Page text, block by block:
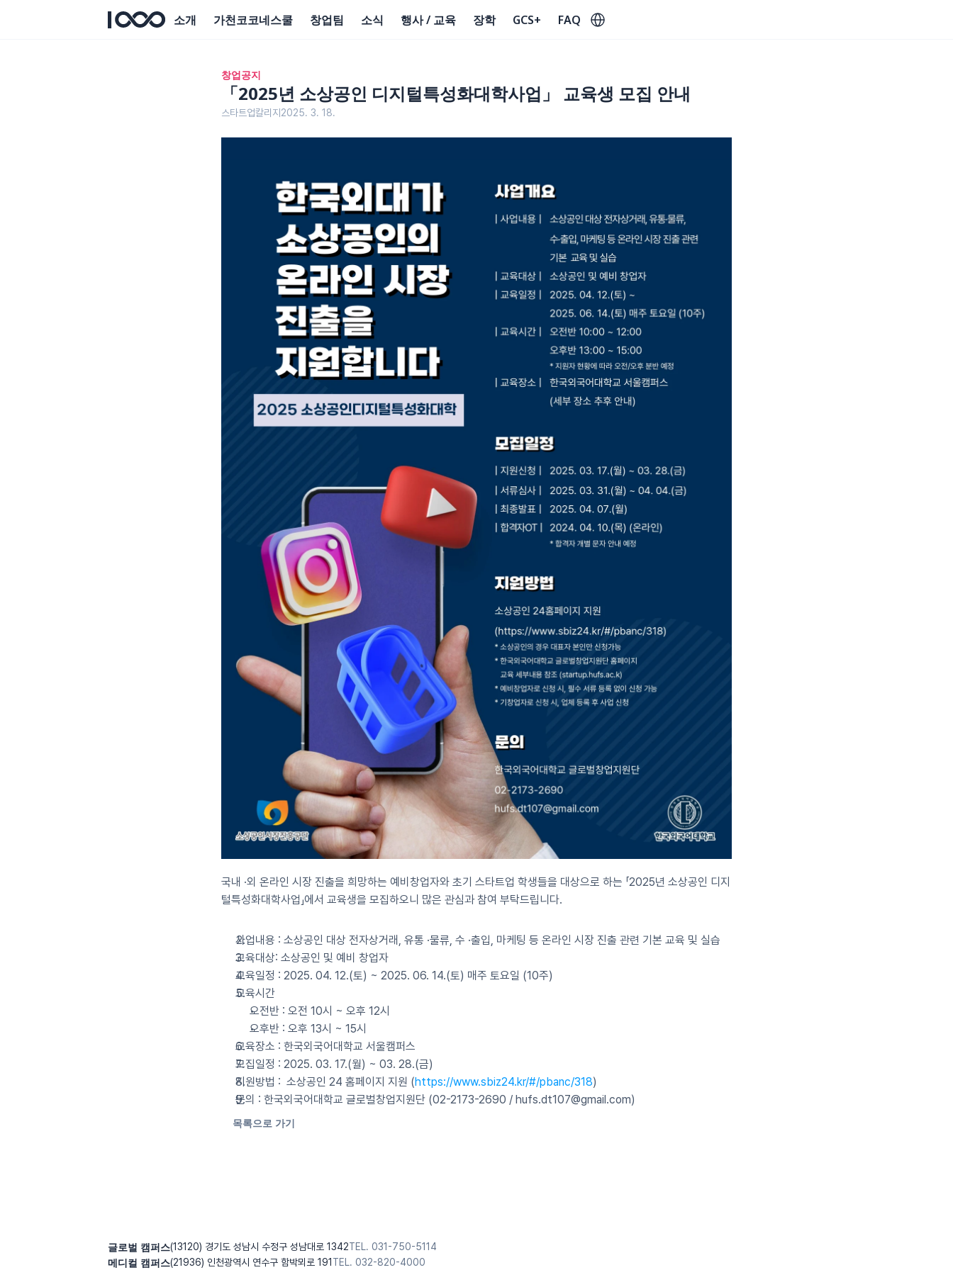
소개 가천코코네스쿨 창업팀 소식 행사 / 교육 장학 GCS+ FAQ Select Language
창업공지
「2025년 소상공인 디지털특성화대학사업」 교육생 모집 안내
스타트업칼리지 2025. 3. 18.
국내 ·외 온라인 시장 진출을 희망하는 예비창업자와 초기 스타트업 학생들을 대상으로 하는 「2025년 소상공인 디지
털특성화대학사업」에서 교육생을 모집하오니 많은 관심과 참여 부탁드립니다.
사업내용 : 소상공인 대상 전자상거래, 유통 ·물류, 수 ·출입, 마케팅 등 온라인 시장 진출 관련 기본 교육 및 실습
교육대상: 소상공인 및 예비 창업자
교육일정 : 2025. 04. 12.(토) ~ 2025. 06. 14.(토) 매주 토요일 (10주)
교육시간
오전반 : 오전 10시 ~ 오후 12시
오후반 : 오후 13시 ~ 15시
교육장소 : 한국외국어대학교 서울캠퍼스
모집일정 : 2025. 03. 17.(월) ~ 03. 28.(금)
지원방법 :  소상공인 24 홈페이지 지원 (https://www.sbiz24.kr/#/pbanc/318)
문의 : 한국외국어대학교 글로벌창업지원단 (02-2173-2690 / hufs.dt107@gmail.com)
목록으로 가기
글로벌 캠퍼스(13120) 경기도 성남시 수정구 성남대로 1342TEL. 031-750-5114
메디컬 캠퍼스(21936) 인천광역시 연수구 함박뫼로 191 TEL. 032-820-4000